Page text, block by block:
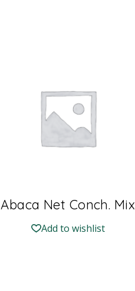
Abaca Net Conch. Mix
Add to wishlist